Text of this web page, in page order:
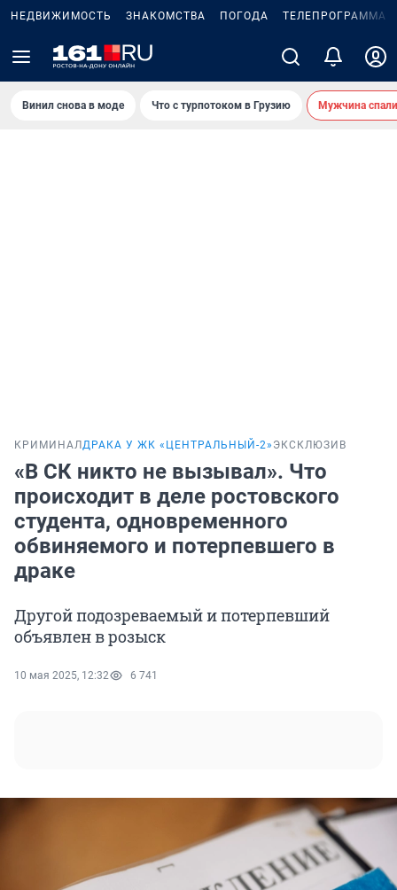
НЕДВИЖИМОСТЬ ЗНАКОМСТВА ПОГОДА ТЕЛЕПРОГРАММА
Винил снова в моде Что с турпотоком в Грузию Мужчина
КРИМИНАЛДРАКА У ЖК «ЦЕНТРАЛЬНЫЙ-2» ЭКСКЛЮЗИВ
«В СК никто не вызывал». Что
происходит в деле ростовского
студента, одновременного
обвиняемого и потерпевшего в
драке
Другой подозреваемый и потерпевший
объявлен в розыск
10 мая 2025, 12:32 6 741